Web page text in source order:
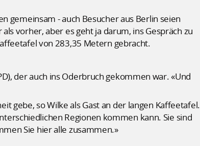
gemeinsam - auch Besucher aus Berlin seien
vorher, aber es geht ja darum, ins Gespräch zu
von 283,35 Metern gebracht.
der auch ins Oderbruch gekommen war. «Und
gebe, so Wilke als Gast an der langen Kaffeetafel.
Regionen kommen kann. Sie sind
Sie hier alle zusammen.»